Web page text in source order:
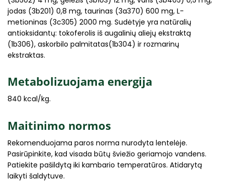
jodas (3b201) 0,8 mg, taurinas (3a370) 600 mg, L-
metioninas (3c305) 2000 mg. Sudėtyje yra natūralių
antioksidantų: tokoferolis iš augalinių aliejų ekstraktą
(1b306), askorbilo palmitatas(1b304) ir rozmarinų
ekstraktas.
Metabolizuojama energija
840 kcal/kg.
Maitinimo normos
Rekomenduojama paros norma nurodyta lentelėje.
Pasirūpinkite, kad visada būtų šviežio geriamojo vandens.
Patiekite pašildytą iki kambario temperatūros. Atidarytą
laikyti šaldytuve.